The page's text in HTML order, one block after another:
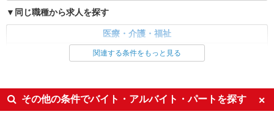
同じ職種から求人を探す
医療・介護・福祉
未経験歓迎
ミドル（40代～）活躍中
週2～3日勤務OK
深夜
関連する条件をもっと見る
その他の条件でバイト・アルバイト・パートを探す